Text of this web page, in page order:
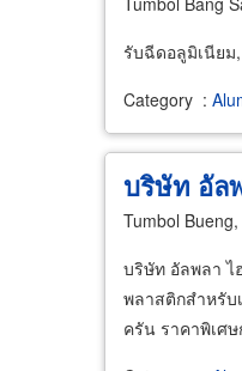
รับฉีดอลูมิเนีย
Category :
บริษัท อัล
Tumbol
บริษัท อัลพลา
พลาสติกสำหรับ
ครัน ราคาพิเศ